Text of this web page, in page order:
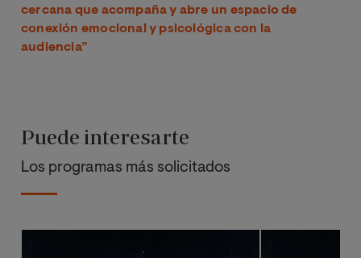
cercana que acompaña y abre un espacio de
conexión emocional y psicológica con la
audiencia”
Puede interesarte
Los programas más solicitados